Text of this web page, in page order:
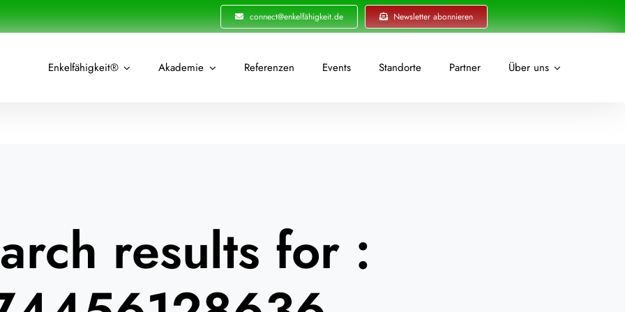
connect@enkelfähigkeit.de Newsletter abonnieren
Enkelfähigkeit® Akademie Referenzen Events Standorte Partner Über uns
results for :